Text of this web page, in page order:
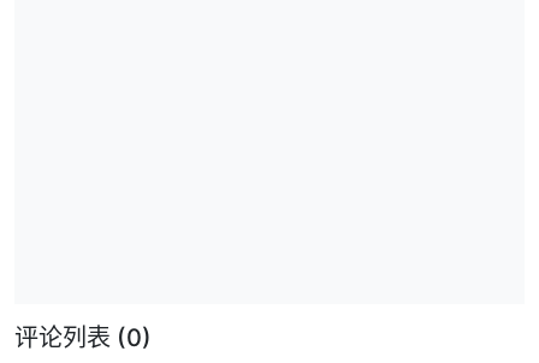
评论列表 (0)